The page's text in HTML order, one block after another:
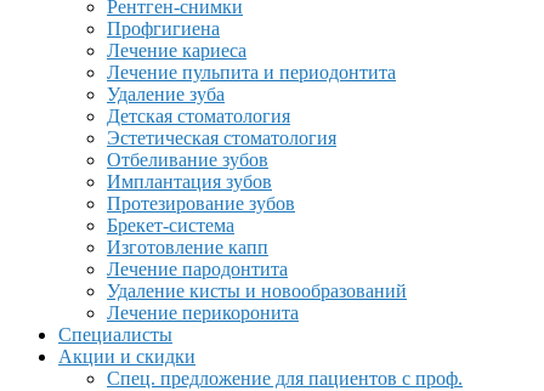
Рентген-снимки
Профгигиена
Лечение кариеса
Лечение пульпита и периодонтита
Удаление зуба
Детская стоматология
Эстетическая стоматология
Отбеливание зубов
Имплантация зубов
Протезирование зубов
Брекет-система
Изготовление капп
Лечение пародонтита
Удаление кисты и новообразований
Лечение перикоронита
Специалисты
Акции и скидки
Спец. предложение для пациентов с проф.